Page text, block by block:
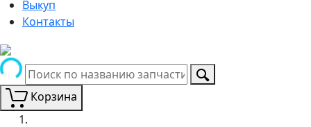
Выкуп
Контакты
Корзина